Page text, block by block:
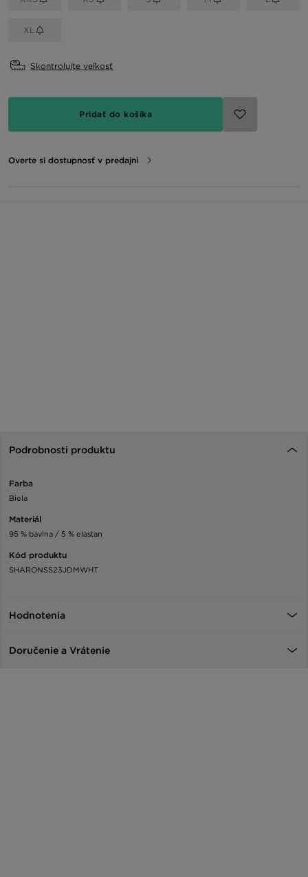
XL
Skontrolujte veľkosť
Pridať do košíka
Overte si dostupnosť v predajni
Podrobnosti produktu
Farba
Biela
Materiál
95 % bavlna / 5 % elastan
Kód produktu
SHARONSS23JDMWHT
Hodnotenia
Doručenie a Vrátenie